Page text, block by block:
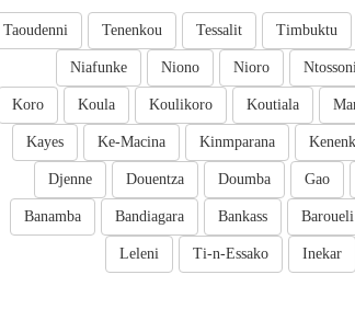
Timbuktu
Tessalit
Tenenkou
Taoudenni
Nioro
Niono
Niafunke
Koutiala
Koulikoro
Koula
Koro
Kinmparana
Ke-Macina
Kayes
Gao
Doumba
Douentza
Djenne
Baroueli
Bankass
Bandiagara
Banamba
Inekar
Ti-n-Essako
Leleni